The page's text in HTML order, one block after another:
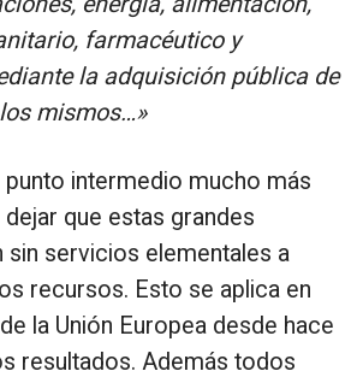
farmacéutico y
la adquisición pública de
mismos…»
punto intermedio mucho más
que estas grandes
sin servicios elementales a
recursos. Esto se aplica en
la Unión Europea desde hace
resultados. Además todos